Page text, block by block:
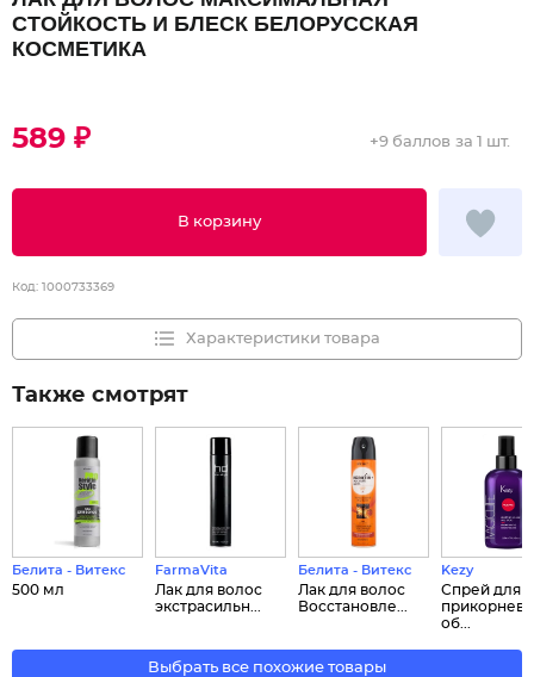
СТОЙКОСТЬ И БЛЕСК БЕЛОРУССКАЯ
КОСМЕТИКА
589 ₽
В корзину
+9 баллов за 1 шт.
Код: 1000733369
Характеристики товара
Также смотрят
Белита - Витекс
500 мл
FarmaVita
Лак для волос
экстрасильн...
Белита - Витекс
Лак для волос
Восстановле...
Kezy
Спрей для
об...
Выбрать все похожие товары